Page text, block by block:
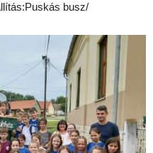
busz/